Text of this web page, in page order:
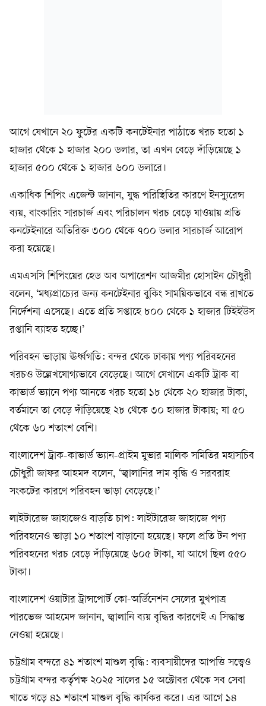
আগে যেখানে ২০ ফুটের একটি কনটেইনার পাঠাতে খরচ হতো ১
হাজার থেকে ১ হাজার ২০০ ডলার, তা এখন বেড়ে দাঁড়িয়েছে ১
হাজার ৫০০ থেকে ১ হাজার ৬০০ ডলারে।
একাধিক শিপিং এজেন্ট জানান, যুদ্ধ পরিস্থিতির কারণে ইনস্যুরেন্স
ব্যয়, বাংকারিং সারচার্জ এবং পরিচালন খরচ বেড়ে যাওয়ায় প্রতি
কনটেইনারে অতিরিক্ত ৩০০ থেকে ৭০০ ডলার সারচার্জ আরোপ
করা হয়েছে।
এমএসসি শিপিংয়ের হেড অব অপারেশন আজমীর হোসাইন চৌধুরী
বলেন, ‘মধ্যপ্রাচ্যের জন্য কনটেইনার বুকিং সাময়িকভাবে বন্ধ রাখতে
নির্দেশনা এসেছে। এতে প্রতি সপ্তাহে ৮০০ থেকে ১ হাজার টিইইউস
রপ্তানি ব্যাহত হচ্ছে।’
পরিবহন ভাড়ায় ঊর্ধ্বগতি: বন্দর থেকে ঢাকায় পণ্য পরিবহনের
খরচও উল্লেখযোগ্যভাবে বেড়েছে। আগে যেখানে একটি ট্রাক বা
কাভার্ড ভ্যানে পণ্য আনতে খরচ হতো ১৮ থেকে ২০ হাজার টাকা,
বর্তমানে তা বেড়ে দাঁড়িয়েছে ২৮ থেকে ৩০ হাজার টাকায়; যা ৫০
থেকে ৬০ শতাংশ বেশি।
বাংলাদেশ ট্রাক-কাভার্ড ভ্যান-প্রাইম মুভার মালিক সমিতির মহাসচিব
চৌধুরী জাফর আহমদ বলেন, ‘জ্বালানির দাম বৃদ্ধি ও সরবরাহ
সংকটের কারণে পরিবহন ভাড়া বেড়েছে।’
লাইটারেজ জাহাজেও বাড়তি চাপ: লাইটারেজ জাহাজে পণ্য
পরিবহনেও ভাড়া ১০ শতাংশ বাড়ানো হয়েছে। ফলে প্রতি টন পণ্য
পরিবহনের খরচ বেড়ে দাঁড়িয়েছে ৬০৫ টাকা, যা আগে ছিল ৫৫০
টাকা।
বাংলাদেশ ওয়াটার ট্রান্সপোর্ট কো-অর্ডিনেশন সেলের মুখপাত্র
পারভেজ আহমেদ জানান, জ্বালানি ব্যয় বৃদ্ধির কারণেই এ সিদ্ধান্ত
নেওয়া হয়েছে।
চট্টগ্রাম বন্দরে ৪১ শতাংশ মাশুল বৃদ্ধি: ব্যবসায়ীদের আপত্তি সত্ত্বেও
চট্টগ্রাম বন্দর কর্তৃপক্ষ ২০২৫ সালের ১৫ অক্টোবর থেকে সব সেবা
খাতে গড়ে ৪১ শতাংশ মাশুল বৃদ্ধি কার্যকর করে। এর আগে ১৪